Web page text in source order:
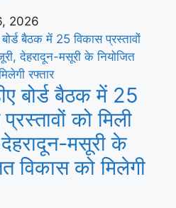
2026
बोर्ड बैठक में 25
को मिली
मसूरी के
विकास को मिलेगी